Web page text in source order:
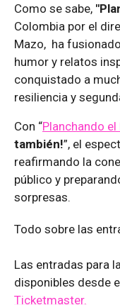
Como se sabe,
Colombia por el
Mazo, ha
humor y relatos
conquistado a
resiliencia y
Con “Planchando el
también!”, el
reafirmando la
público y
sorpresas.
Todo sobre las
Las entradas para
disponibles desde
Ticketmaster.